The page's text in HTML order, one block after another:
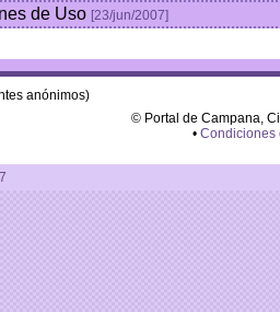
de Uso [23/jun/2007]
anónimos)
© Portal de Campana,
• Condiciones